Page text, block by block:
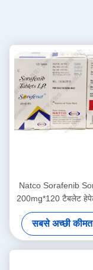
Natco Sorafenib
200mg*120 टैबलेट
कार्सिनोमा, गुर्दे की कोशिका
थायराइड कैंसर,
स्ट्रॉमल ट्यूमर,
एंजियोसार्कोमा, एकल
सबसे अच्छी कीमत